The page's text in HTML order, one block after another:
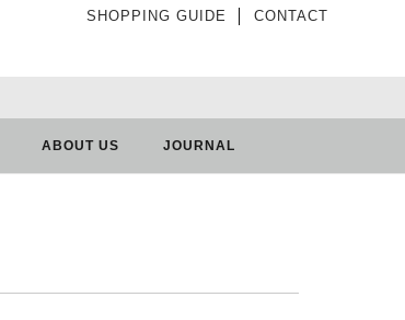
SHOPPING GUIDE CONTACT
ABOUT US JOURNAL